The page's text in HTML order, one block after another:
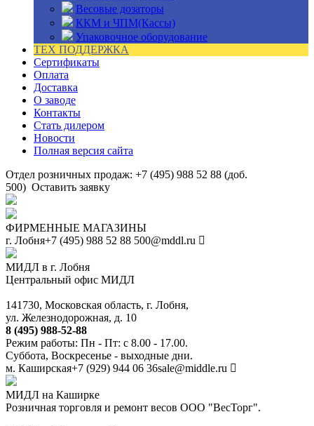
Весовые дозаторы
ККМ и ЧПМ(Кассы)
Упаковочное оборудование
ТЕХ ПОДДЕРЖКА
Сертификаты
Оплата
Доставка
О заводе
Контакты
Стать дилером
Новости
Полная версия сайта
Отдел розничных продаж: +7 (495) 988 52 88 (доб.
500) Оставить заявку
ФИРМЕННЫЕ МАГАЗИНЫ
г. Лобня+7 (495) 988 52 88 500@mddl.ru
МИДЛ в г. Лобня
Центральный офис МИДЛ
141730, Московская область, г. Лобня,
ул. Железнодорожная, д. 10
8 (495) 988-52-88
Режим работы: Пн - Пт: с 8.00 - 17.00.
Суббота, Воскресенье - выходные дни.
м. Каширская+7 (929) 944 06 36sale@middle.ru
МИДЛ на Каширке
Розничная торговля и ремонт весов ООО "ВесТорг".